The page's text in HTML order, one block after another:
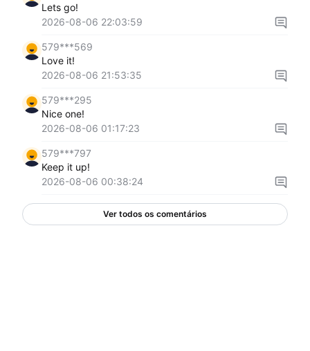
Lets go!
2026-08-06 22:03:59
579***569
Love it!
2026-08-06 21:53:35
579***295
Nice one!
2026-08-06 01:17:23
579***797
Keep it up!
2026-08-06 00:38:24
Ver todos os comentários